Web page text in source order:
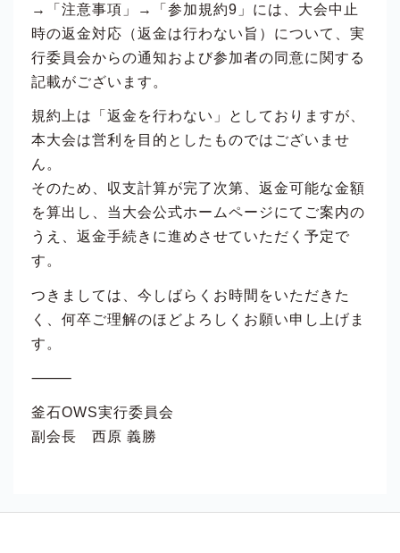
→「注意事項」→「参加規約9」には、大会中止
時の返金対応（返金は行わない旨）について、実
行委員会からの通知および参加者の同意に関する
記載がございます。
規約上は「返金を行わない」としておりますが、
本大会は営利を目的としたものではございませ
ん。
そのため、収支計算が完了次第、返金可能な金額
を算出し、当大会公式ホームページにてご案内の
うえ、返金手続きに進めさせていただく予定で
す。
つきましては、今しばらくお時間をいただきた
く、何卒ご理解のほどよろしくお願い申し上げま
す。
⸻
釜石OWS実行委員会
副会長 西原 義勝